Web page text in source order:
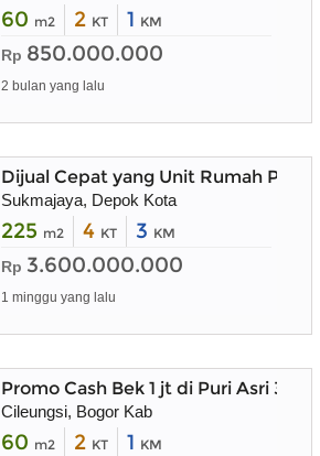
60 m2 2 KT 1 KM
Rp 850.000.000
2 bulan yang lalu
Dijual Cepat yang Unit Rumah
Sukmajaya, Depok Kota
225 m2 4 KT 3 KM
Rp 3.600.000.000
1 minggu yang lalu
Promo Cash Bek 1 jt di Puri Asri 3
Cileungsi, Bogor Kab
60 m2 2 KT 1 KM